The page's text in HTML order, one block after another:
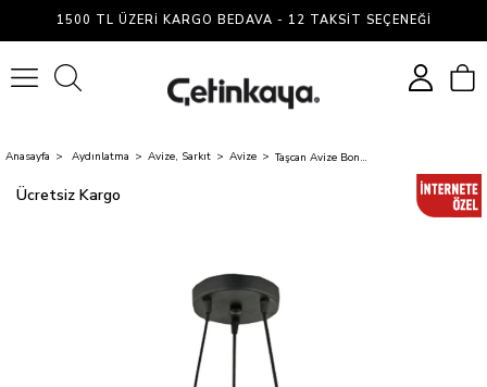
1500 TL ÜZERI KARGO BEDAVA - 12 TAKSIT SEÇENEĞI
Anasayfa Aydınlatma Avize, Sarkıt Avize Taşcan Avize Bondy 3 Lü Siyah Sarkıt Avize
Ücretsiz Kargo